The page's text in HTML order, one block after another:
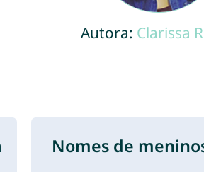
Autora: Clarissa
Nomes de